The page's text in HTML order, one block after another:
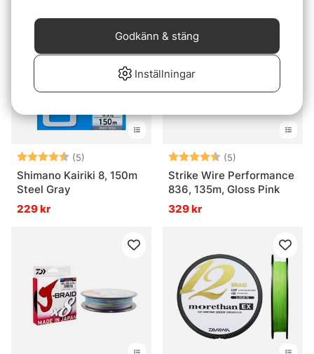
Betyg: (5)
4.8 utav 5 stjärnor
Shimano Kairiki 8, 150m
Steel Gray
229 kr
Betyg: (5)
Strike Wire Performance
836, 135m, Gloss Pink
329 kr
Inställningar
Godkänn & stäng